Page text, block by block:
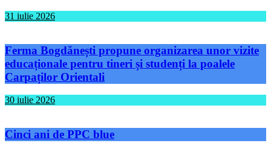
31 iulie 2026
Ferma Bogdănești propune organizarea unor vizite
educaționale pentru tineri și studenți la poalele
Carpaților Orientali
30 iulie 2026
Cinci ani de PPC blue